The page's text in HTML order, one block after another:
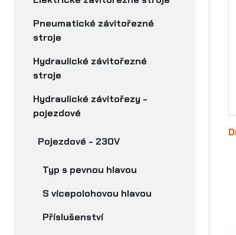
Pneumatické závitořezné
stroje
Hydraulické závitořezné
stroje
Hydraulické závitořezy -
pojezdové
Pojezdové - 230V
Typ s pevnou hlavou
S vícepolohovou hlavou
Příslušenství